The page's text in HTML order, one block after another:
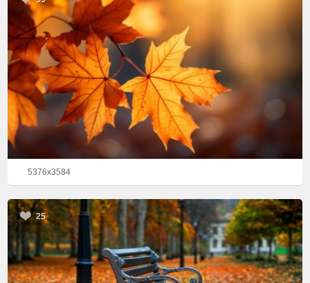
5376x3584
25